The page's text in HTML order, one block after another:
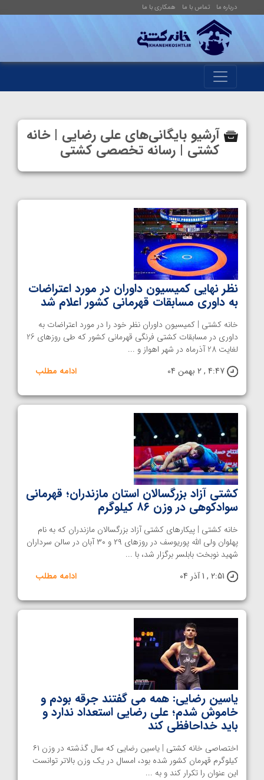
درباره ما تماس با ما همکاری با ما
آرشیو بایگانی‌های علی رضایی | خانه
کشتی | رسانه تخصصی کشتی
نظر نهایی کمیسیون داوران در مورد اعتراضات
به داوری مسابقات قهرمانی کشور اعلام شد
خانه کشتی | کمیسیون داوران نظر خود را در مورد اعتراضات به
داوری در مسابقات کشتی فرنگی قهرمانی کشور که طی روزهای 26
لغایت 28 آذرماه در شهر اهواز و ...
4:47 , 2 بهمن 04
ادامه مطلب
کشتی آزاد بزرگسالان استان مازندران؛ قهرمانی
سوادکوهی در وزن ۸۶ کیلوگرم
خانه کشتی | پیکارهای کشتی آزاد بزرگسالان مازندران که به نام
پهلوان ولی الله پوریوسف در روزهای ۲۹ و ۳۰ آبان در سالن سرداران
شهید نوبخت بابلسر برگزار شد، با ...
2:51 , 1 آذر 04
ادامه مطلب
یاسین رضایی: همه می گفتند جرقه بودم و
خاموش شدم؛ علی رضایی استعداد ندارد و
باید خداحافظی کند
اختصاصی خانه کشتی | یاسین رضایی که سال گذشته در وزن ۶۱
کیلوگرم قهرمان کشور شده بود، امسال در یک وزن بالاتر توانست
این عنوان را تکرار کند و به ...